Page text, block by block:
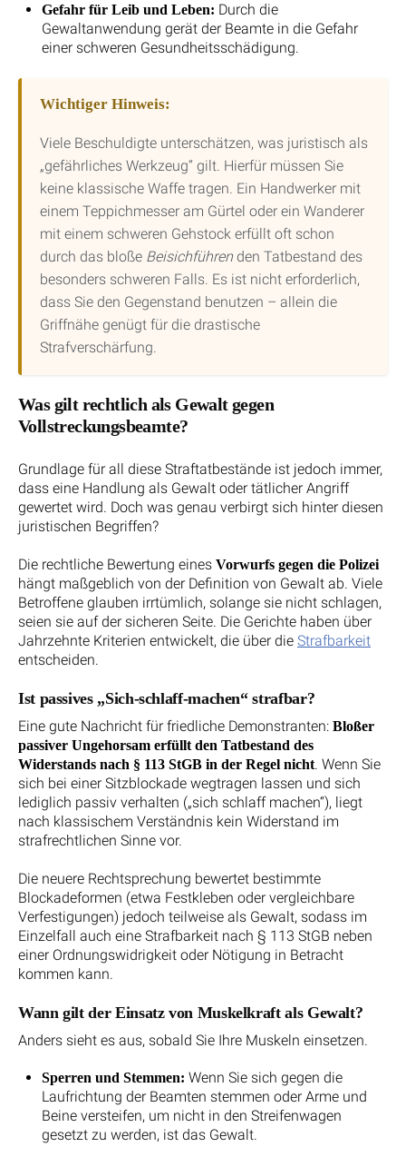
Gefahr für Leib und Leben: Durch die
Gewaltanwendung gerät der Beamte in die Gefahr
einer schweren Gesundheitsschädigung.
Wichtiger Hinweis:
Viele Beschuldigte unterschätzen, was juristisch als
„gefährliches Werkzeug“ gilt. Hierfür müssen Sie
keine klassische Waffe tragen. Ein Handwerker mit
einem Teppichmesser am Gürtel oder ein Wanderer
mit einem schweren Gehstock erfüllt oft schon
durch das bloße Beisichführen den Tatbestand des
besonders schweren Falls. Es ist nicht erforderlich,
dass Sie den Gegenstand benutzen – allein die
Griffnähe genügt für die drastische
Strafverschärfung.
Was gilt rechtlich als Gewalt gegen
Vollstreckungsbeamte?
Grundlage für all diese Straftatbestände ist jedoch immer,
dass eine Handlung als Gewalt oder tätlicher Angriff
gewertet wird. Doch was genau verbirgt sich hinter diesen
juristischen Begriffen?
Die rechtliche Bewertung eines Vorwurfs gegen die Polizei
hängt maßgeblich von der Definition von Gewalt ab. Viele
Betroffene glauben irrtümlich, solange sie nicht schlagen,
seien sie auf der sicheren Seite. Die Gerichte haben über
Jahrzehnte Kriterien entwickelt, die über die Strafbarkeit
entscheiden.
Ist passives „Sich-schlaff-machen“ strafbar?
Eine gute Nachricht für friedliche Demonstranten: Bloßer
passiver Ungehorsam erfüllt den Tatbestand des
Widerstands nach § 113 StGB in der Regel nicht. Wenn Sie
sich bei einer Sitzblockade wegtragen lassen und sich
lediglich passiv verhalten („sich schlaff machen“), liegt
nach klassischem Verständnis kein Widerstand im
strafrechtlichen Sinne vor.
Die neuere Rechtsprechung bewertet bestimmte
Blockadeformen (etwa Festkleben oder vergleichbare
Verfestigungen) jedoch teilweise als Gewalt, sodass im
Einzelfall auch eine Strafbarkeit nach § 113 StGB neben
einer Ordnungswidrigkeit oder Nötigung in Betracht
kommen kann.
Wann gilt der Einsatz von Muskelkraft als Gewalt?
Anders sieht es aus, sobald Sie Ihre Muskeln einsetzen.
Sperren und Stemmen: Wenn Sie sich gegen die
Laufrichtung der Beamten stemmen oder Arme und
Beine versteifen, um nicht in den Streifenwagen
gesetzt zu werden, ist das Gewalt.